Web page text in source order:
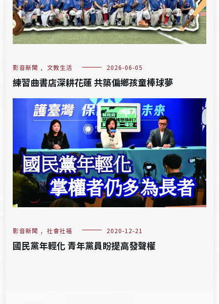
影音新聞 , 文教生活 2026-06-05
練習曲書店深耕花蓮 共築偏鄉孩童棒球夢
影音新聞 , 社會社福 2020-12-21
國民黨年輕化 青年黨員盼提高發聲權